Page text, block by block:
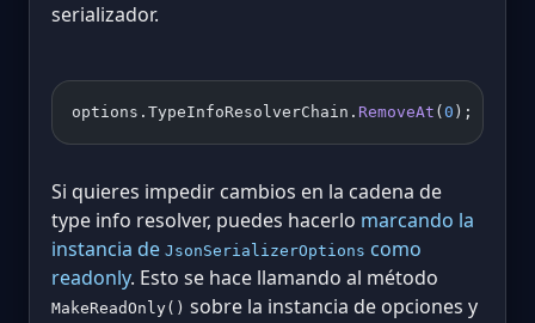
serializador.
options.TypeInfoResolverChain. RemoveAt ( 0 );
Si quieres impedir cambios en la cadena de
type info resolver, puedes hacerlo marcando la
instancia de JsonSerializerOptions como
readonly. Esto se hace llamando al método
MakeReadOnly() sobre la instancia de opciones y